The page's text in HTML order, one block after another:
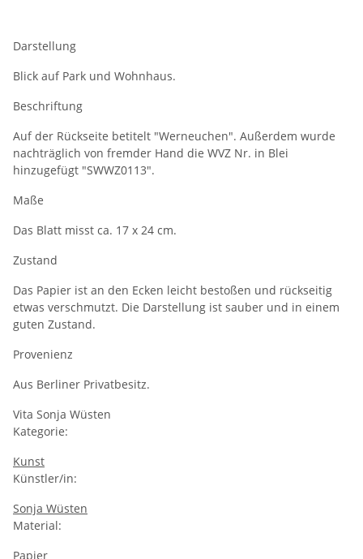
Darstellung
Blick auf Park und Wohnhaus.
Beschriftung
Auf der Rückseite betitelt "Werneuchen". Außerdem wurde
nachträglich von fremder Hand die WVZ Nr. in Blei
hinzugefügt "SWWZ0113".
Maße
Das Blatt misst ca. 17 x 24 cm.
Zustand
Das Papier ist an den Ecken leicht bestoßen und rückseitig
etwas verschmutzt. Die Darstellung ist sauber und in einem
guten Zustand.
Provenienz
Aus Berliner Privatbesitz.
Vita Sonja Wüsten
Kategorie:
Kunst
Künstler/in:
Sonja Wüsten
Material:
Papier